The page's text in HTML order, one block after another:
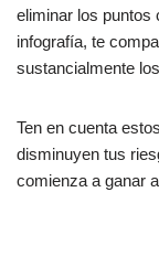
eliminar los puntos
infografía, te
sustancialmente
Ten en cuenta
disminuyen tus
comienza a ganar